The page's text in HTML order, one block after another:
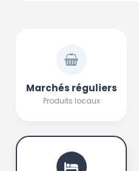
Marchés réguliers
Produits locaux